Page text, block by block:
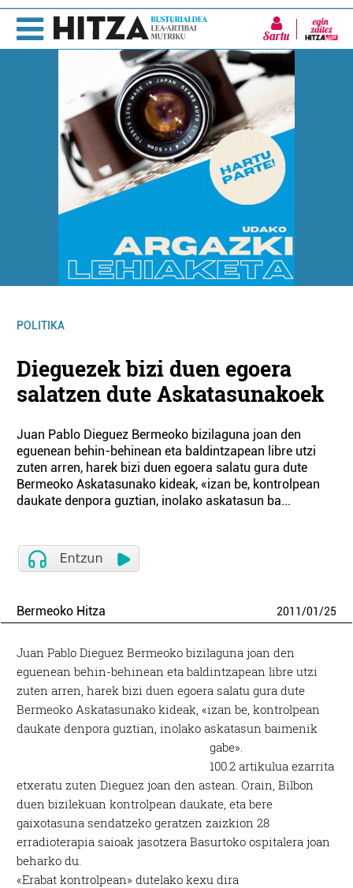
Sartu
POLITIKA
Dieguezek bizi duen egoera
salatzen dute Askatasunakoek
Juan Pablo Dieguez Bermeoko bizilaguna joan den
eguenean behin-behinean eta baldintzapean libre utzi
zuten arren, harek bizi duen egoera salatu gura dute
Bermeoko Askatasunako kideak, «izan be, kontrolpean
daukate denpora guztian, inolako askatasun ba...
Bermeoko Hitza 2011/01/25
Juan Pablo Dieguez Bermeoko bizilaguna joan den
eguenean behin-behinean eta baldintzapean libre utzi
zuten arren, harek bizi duen egoera salatu gura dute
Bermeoko Askatasunako kideak, «izan be, kontrolpean
daukate denpora guztian, inolako askatasun baimenik
gabe».
100.2 artikulua ezarrita
etxeratu zuten Dieguez joan den astean. Orain, Bilbon
duen bizilekuan kontrolpean daukate, eta bere
gaixotasuna sendatzeko geratzen zaizkion 28
erradioterapia saioak jasotzera Basurtoko ospitalera joan
beharko du.
«Erabat kontrolpean» dutelako kexu dira